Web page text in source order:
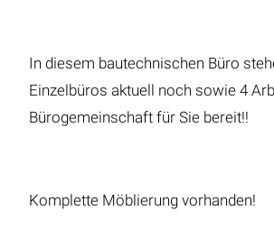
In diesem bautechnischen Büro
Einzelbüros aktuell noch sowie 4
Bürogemeinschaft für Sie bereit!!
Komplette Möblierung vorhanden!